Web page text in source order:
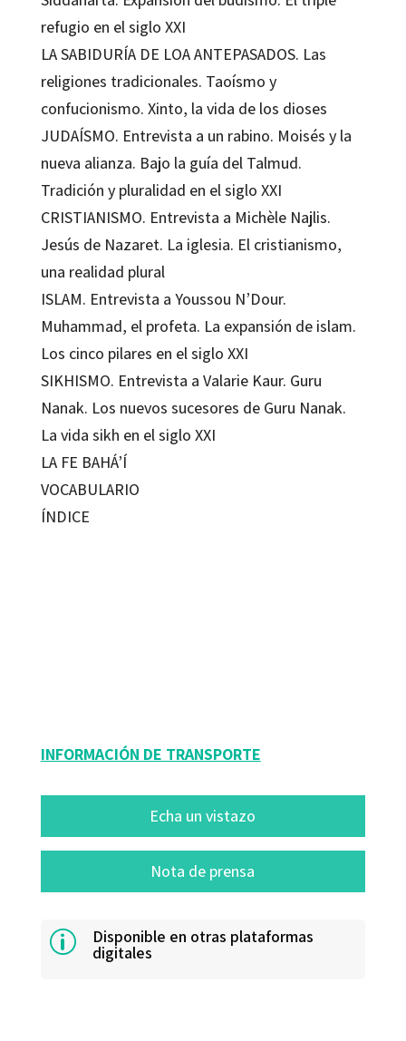
refugio en el siglo XXI
LA SABIDURÍA DE LOA ANTEPASADOS. Las
religiones tradicionales. Taoísmo y
confucionismo. Xinto, la vida de los dioses
JUDAÍSMO. Entrevista a un rabino. Moisés y la
nueva alianza. Bajo la guía del Talmud.
Tradición y pluralidad en el siglo XXI
CRISTIANISMO. Entrevista a Michèle Najlis.
Jesús de Nazaret. La iglesia. El cristianismo,
una realidad plural
ISLAM. Entrevista a Youssou N’Dour.
Muhammad, el profeta. La expansión de islam.
Los cinco pilares en el siglo XXI
SIKHISMO. Entrevista a Valarie Kaur. Guru
Nanak. Los nuevos sucesores de Guru Nanak.
La vida sikh en el siglo XXI
LA FE BAHÁ’Í
VOCABULARIO
ÍNDICE
INFORMACIÓN DE TRANSPORTE
Echa un vistazo
Nota de prensa
p Disponible en otras plataformas
digitales